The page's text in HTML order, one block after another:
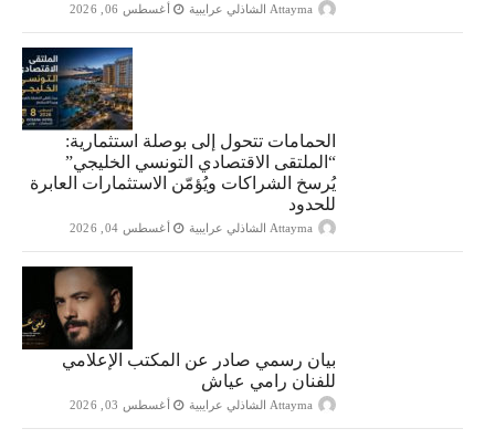
Attayma الشاذلي عرايبية أغسطس 06, 2026
الحمامات تتحول إلى بوصلة استثمارية:
“الملتقى الاقتصادي التونسي الخليجي”
يُرسخ الشراكات ويُؤمّن الاستثمارات العابرة
للحدود
Attayma الشاذلي عرايبية أغسطس 04, 2026
بيان رسمي صادر عن المكتب الإعلامي
للفنان رامي عياش
Attayma الشاذلي عرايبية أغسطس 03, 2026